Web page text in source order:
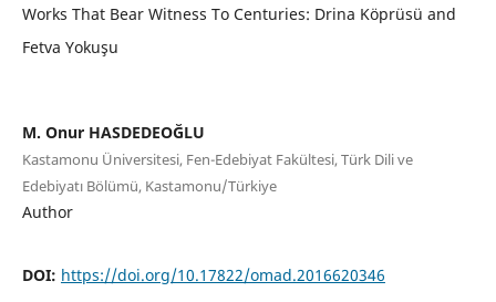
Works That Bear Witness To Centuries: Drina Köprüsü and
Fetva Yokuşu
M. Onur HASDEDEOĞLU
Kastamonu Üniversitesi, Fen-Edebiyat Fakültesi, Türk Dili ve
Edebiyatı Bölümü, Kastamonu/Türkiye
Author
DOI: https://doi.org/10.17822/omad.2016620346